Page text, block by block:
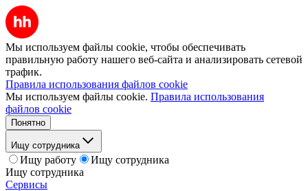
Мы используем файлы cookie, чтобы обеспечивать
правильную работу нашего веб-сайта и анализировать сетевой
трафик.
Правила использования файлов cookie
Мы используем файлы cookie. Правила использования
файлов cookie
Понятно
Ищу сотрудника
Ищу работу
Ищу сотрудника
Ищу сотрудника
Сервисы